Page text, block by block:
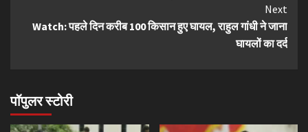
Next
Watch: पहले दिन करीब 100 किसान हुए घायल, राहुल गांधी ने जाना
घायलों का दर्द
पॉपुलर स्टोरी